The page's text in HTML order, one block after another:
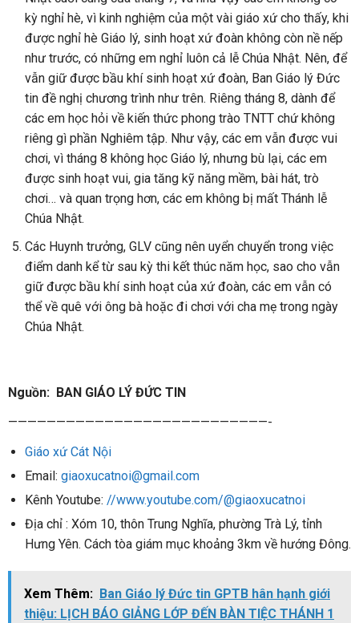
kỳ nghỉ hè, vì kinh nghiệm của một vài giáo xứ cho thấy, khi
được nghỉ hè Giáo lý, sinh hoạt xứ đoàn không còn nề nếp
như trước, có những em nghỉ luôn cả lễ Chúa Nhật. Nên, để
vẫn giữ được bầu khí sinh hoạt xứ đoàn, Ban Giáo lý Đức
tin đề nghị chương trình như trên. Riêng tháng 8, dành để
các em học hỏi về kiến thức phong trào TNTT chứ không
riêng gì phần Nghiêm tập. Như vậy, các em vẫn được vui
chơi, vì tháng 8 không học Giáo lý, nhưng bù lại, các em
được sinh hoạt vui, gia tăng kỹ năng mềm, bài hát, trò
chơi… và quan trọng hơn, các em không bị mất Thánh lễ
Chúa Nhật.
Các Huynh trưởng, GLV cũng nên uyển chuyển trong việc
điểm danh kể từ sau kỳ thi kết thúc năm học, sao cho vẫn
giữ được bầu khí sinh hoạt của xứ đoàn, các em vẫn có
thể về quê với ông bà hoặc đi chơi với cha mẹ trong ngày
Chúa Nhật.
Nguồn: BAN GIÁO LÝ ĐỨC TIN
———————————————————————————-
Giáo xứ Cát Nội
Email: giaoxucatnoi@gmail.com
Kênh Youtube: //www.youtube.com/@giaoxucatnoi
Địa chỉ : Xóm 10, thôn Trung Nghĩa, phường Trà Lý, tỉnh
Hưng Yên. Cách tòa giám mục khoảng 3km về hướng Đông.
Xem Thêm: Ban Giáo lý Đức tin GPTB hân hạnh giới
thiệu: LỊCH BÁO GIẢNG LỚP ĐẾN BÀN TIỆC THÁNH 1